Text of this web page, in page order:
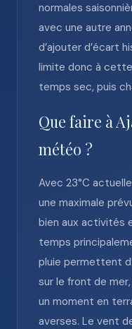
normales
avec une autre
d’ajouter d’écart
limite donc à
temps sec, puis
Que faire à
météo ?
Avec 23°C
une maximale
bien aux activités
temps
pluie permettent
sur le front de
un moment en
averses. Le vent